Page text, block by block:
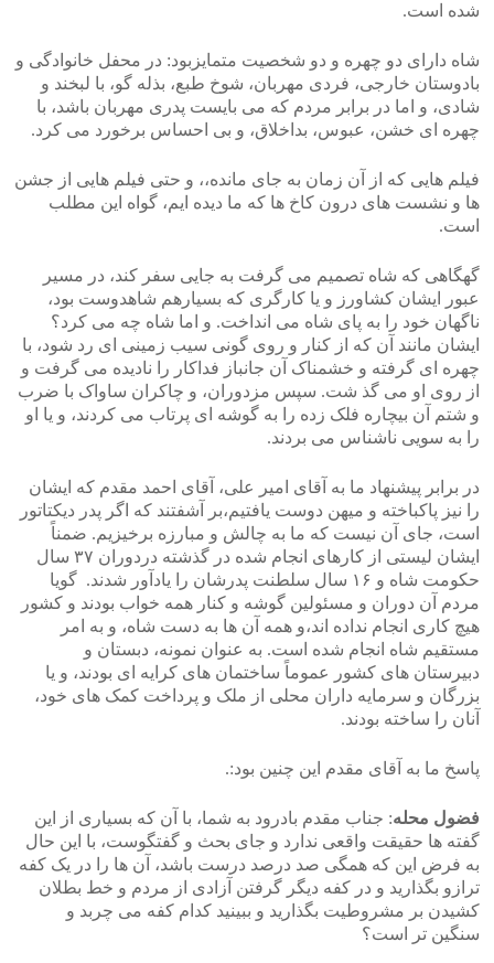
شده است.
شاه دارای دو چهره و دو شخصیت متمایزبود: در محفل خانوادگی و
بادوستان خارجی، فردی مهربان، شوخ طبع، بذله گو، با لبخند و
شادی، و اما در برابر مردم که می بایست پدری مهربان باشد، با
چهره ای خشن، عبوس، بداخلاق، و بی احساس برخورد می کرد.
فیلم هایی که از آن زمان به جای مانده،، و حتی فیلم هایی از جشن
ها و نشست های درون کاخ ها که ما دیده ایم، گواه این مطلب
است.
گهگاهی که شاه تصمیم می گرفت به جایی سفر کند، در مسیر
عبور ایشان کشاورز و یا کارگری که بسیارهم شاهدوست بود،
ناگهان خود را به پای شاه می انداخت. و اما شاه چه می کرد؟
ایشان مانند آن که از کنار و روی گونی سیب زمینی ای رد شود، با
چهره ای گرفته و خشمناک آن جانباز فداکار را نادیده می گرفت و
از روی او می گذ شت. سپس مزدوران، و چاکران ساواک با ضرب
و شتم آن بیچاره فلک زده را به گوشه ای پرتاب می کردند، و یا او
را به سویی ناشناس می بردند.
در برابر پیشنهاد ما به آقای امیر علی، آقای احمد مقدم که ایشان
را نیز پاکباخته و میهن دوست یافتیم،بر آشفتند که اگر پدر دیکتاتور
است، جای آن نیست که ما به چالش و مبارزه برخیزیم. ضمناً
ایشان لیستی از کارهای انجام شده در گذشته دردوران ۳۷ سال
حکومت شاه و ۱۶ سال سلطنت پدرشان را یادآور شدند. گویا
مردم آن دوران و مسئولین گوشه و کنار همه خواب بودند و کشور
هیچ کاری انجام نداده اند،و همه آن ها به دست شاه، و به امر
مستقیم شاه انجام شده است. به عنوان نمونه، دبستان و
دبیرستان های کشور عموماً ساختمان های کرایه ای بودند، و یا
بزرگان و سرمایه داران محلی از ملک و پرداخت کمک های خود،
آنان را ساخته بودند.
پاسخ ما به آقای مقدم این چنین بود:.
فضول محله: جناب مقدم بادرود به شما، با آن که بسیاری از این
گفته ها حقیقت واقعی ندارد و جای بحث و گفتگوست، با این حال
به فرض این که همگی صد درصد درست باشد، آن ها را در یک کفه
ترازو بگذارید و در کفه دیگر گرفتن آزادی از مردم و خط بطلان
کشیدن بر مشروطیت بگذارید و ببینید کدام کفه می چربد و
سنگین تر است؟